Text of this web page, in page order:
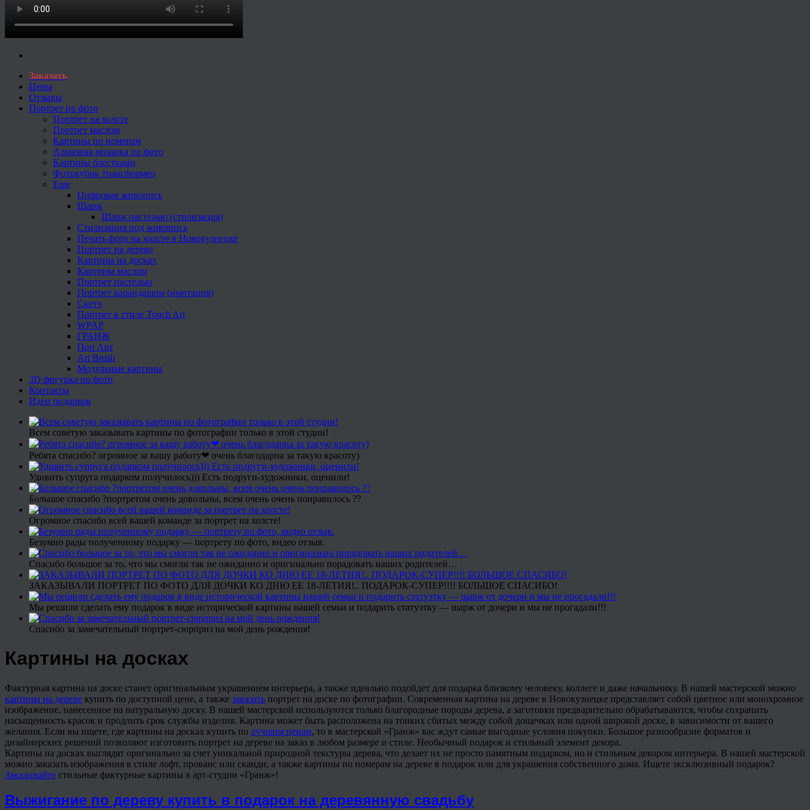
Заказать
Цены
Отзывы
Портрет по фото
Портрет на холсте
Портрет маслом
Картины по номерам
Алмазная мозаика по фото
Картины блестками
Фотокубик трансформер
Еще
Цифровая живопись
Шарж
Шарж пастелью (стилизация)
Стилизация под живопись
Печать фото на холсте в Новокузнецке
Портрет на дереве
Картины на досках
Картины маслом
Портрет пастелью
Портрет карандашом (имитация)
Скетч
Портрет в стиле Touch Art
WPAP
ГРАНЖ
Поп Арт
Art Brush
Модульные картины
3D фигурка по фото
Контакты
Идеи подарков
Всем советую заказывать картины по фотографии только в этой студии!
Ребята спасибо? огромное за вашу работу❤ очень благодарна за такую красоту)
Удивить супруга подарком получилось))) Есть подруги-художники, оценили!
Большое спасибо ?портретом очень довольны, всем очень очень понравилось ??
Огромное спасибо всей вашей команде за портрет на холсте!
Безумно рады полученному подарку — портрету по фото, видео отзыв.
Спасибо большое за то, что мы смогли так не ожиданно и оригинально порадовать наших родителей…
ЗАКАЗЫВАЛИ ПОРТРЕТ ПО ФОТО ДЛЯ ДОЧКИ КО ДНЮ ЕЕ 18-ЛЕТИЯ!.. ПОДАРОК-СУПЕР!!!! БОЛЬШОЕ СПАСИБО!
Мы решили сделать ему подарок в виде исторической картины нашей семьи и подарить статуэтку — шарж от дочери и мы не прогадали!!!
Спасибо за замечательный портрет-сюрприз на мой день рождения!
Картины на досках
Фактурная картина на доске станет оригинальным украшением интерьера, а также идеально подойдет для подарка близкому человеку, коллеге и даже начальнику. В нашей мастерской можно
картины на дереве купить по доступной цене, а также заказать портрет на доске по фотографии. Современная картина на дереве в Новокузнецке представляет собой цветное или монохромное
изображение, нанесенное на натуральную доску. В нашей мастерской используются только благородные породы дерева, а заготовки предварительно обрабатываются, чтобы сохранить
насыщенность красок и продлить срок службы изделия. Картина может быть расположена на тонких сбитых между собой дощечках или одной широкой доске, в зависимости от вашего
желания. Если вы ищете, где картины на досках купить по лучшим ценам, то в мастерской «Гранж» вас ждут самые выгодные условия покупки. Большое разнообразие форматов и
дизайнерских решений позволяют изготовить портрет на дереве на заказ в любом размере и стиле. Необычный подарок и стильный элемент декора.
Картины на досках выглядят оригинально за счет уникальной природной текстуры дерева, что делает их не просто памятным подарком, но и стильным декором интерьера. В нашей мастерской
можно заказать изображения в стиле лофт, прованс или сканди, а также картины по номерам на дереве в подарок или для украшения собственного дома. Ищете эксклюзивный подарок?
Заказывайте стильные фактурные картины в арт-студии «Гранж»!
Выжигание по дереву купить в подарок на деревянную свадьбу